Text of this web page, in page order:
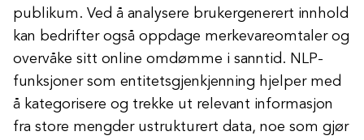
publikum. Ved å analysere brukergenerert innhold
kan bedrifter også oppdage merkevareomtaler og
overvåke sitt online omdømme i sanntid. NLP-
funksjoner som entitetsgjenkjenning hjelper med
å kategorisere og trekke ut relevant informasjon
fra store mengder ustrukturert data, noe som gjør